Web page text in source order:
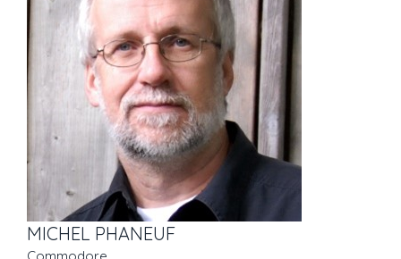
MICHEL PHANEUF